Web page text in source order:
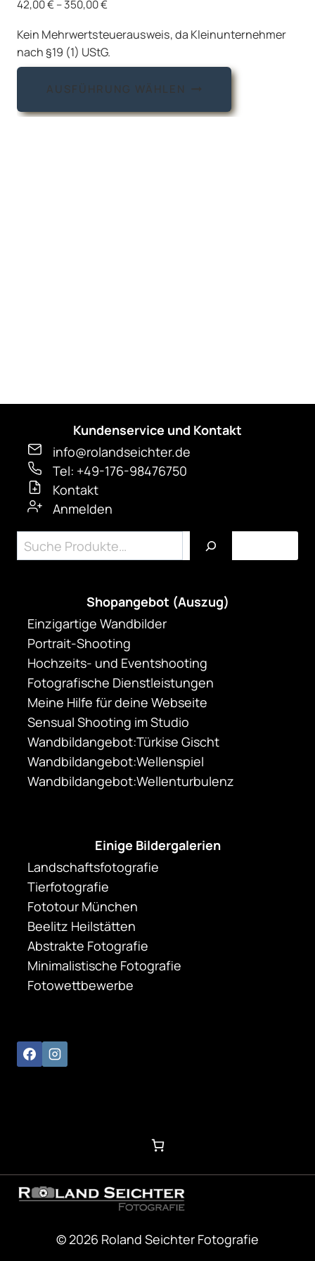
42,00€–350,00€
Kein Mehrwertsteuerausweis, da Kleinunternehmer
nach §19 (1) UStG.
AUSFÜHRUNG WÄHLEN
Dieses
weist
Kundenservice und Kontakt
info@rolandseichter.de
Tel: +49-176-98476750
Kontakt
Anmelden
Suchen
Shopangebot (Auszug)
Einzigartige Wandbilder
Portrait-Shooting
Hochzeits- und Eventshooting
Fotografische Dienstleistungen
Meine Hilfe für deine Webseite
Sensual Shooting im Studio
Wandbildangebot:Türkise Gischt
Wandbildangebot:Wellenspiel
Wandbildangebot:Wellenturbulenz
Einige Bildergalerien
Landschaftsfotografie
Tierfotografie
Fototour München
Beelitz Heilstätten
Abstrakte Fotografie
Minimalistische Fotografie
Fotowettbewerbe
© 2026 Roland Seichter Fotografie